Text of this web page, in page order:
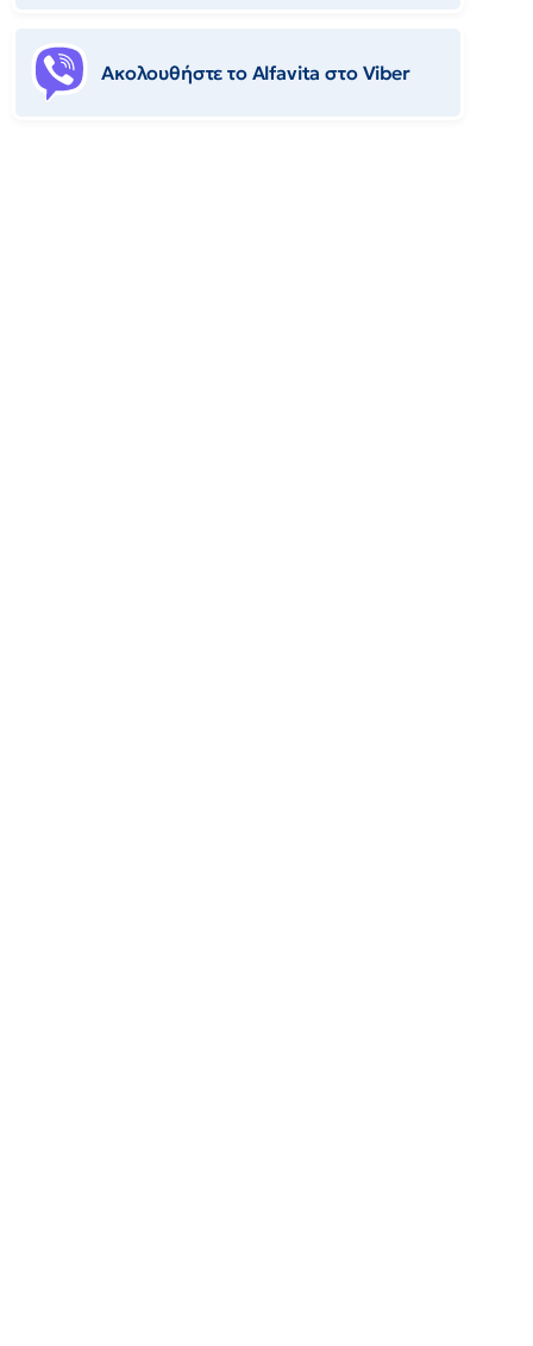
Ακολουθήστε το Αlfavita στο Viber